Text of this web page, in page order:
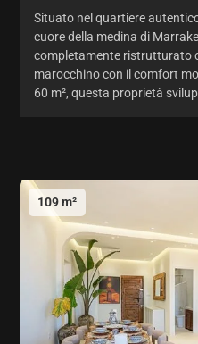
Situato nel quartiere
cuore della medina di
completamente ristrutturato
marocchino con il comfort
60 m², questa proprietà
109 m²